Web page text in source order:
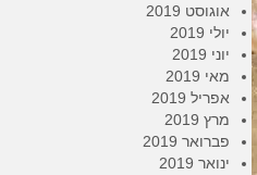
אוגוסט 2019
יולי 2019
יוני 2019
מאי 2019
אפריל 2019
מרץ 2019
פברואר 2019
ינואר 2019